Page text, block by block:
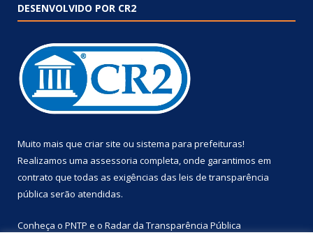
DESENVOLVIDO POR CR2
Muito mais que criar site ou sistema para prefeituras!
Realizamos uma assessoria completa, onde garantimos em
contrato que todas as exigências das leis de transparência
pública serão atendidas.
Conheça o PNTP e o Radar da Transparência Pública